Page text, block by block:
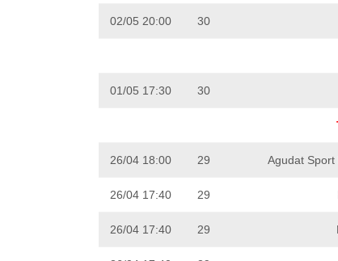
02/05 20:00 30
01/05 17:30 30
26/04 18:00 29 Agudat
26/04 17:40 29
26/04 17:40 29